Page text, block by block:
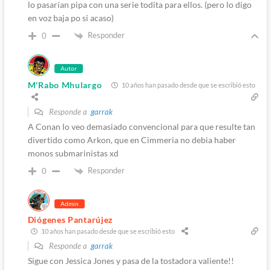
lo pasarían pipa con una serie todita para ellos. (pero lo digo
en voz baja po si acaso)
0 Responder
Autor
M'Rabo Mhulargo 10 años han pasado desde que se escribió esto
Responde a garrak
A Conan lo veo demasiado convencional para que resulte tan
divertido como Arkon, que en Cimmeria no debia haber
monos submarinistas xd
0 Responder
Admin
Diógenes Pantarújez
10 años han pasado desde que se escribió esto
Responde a garrak
Sigue con Jessica Jones y pasa de la tostadora valiente!!